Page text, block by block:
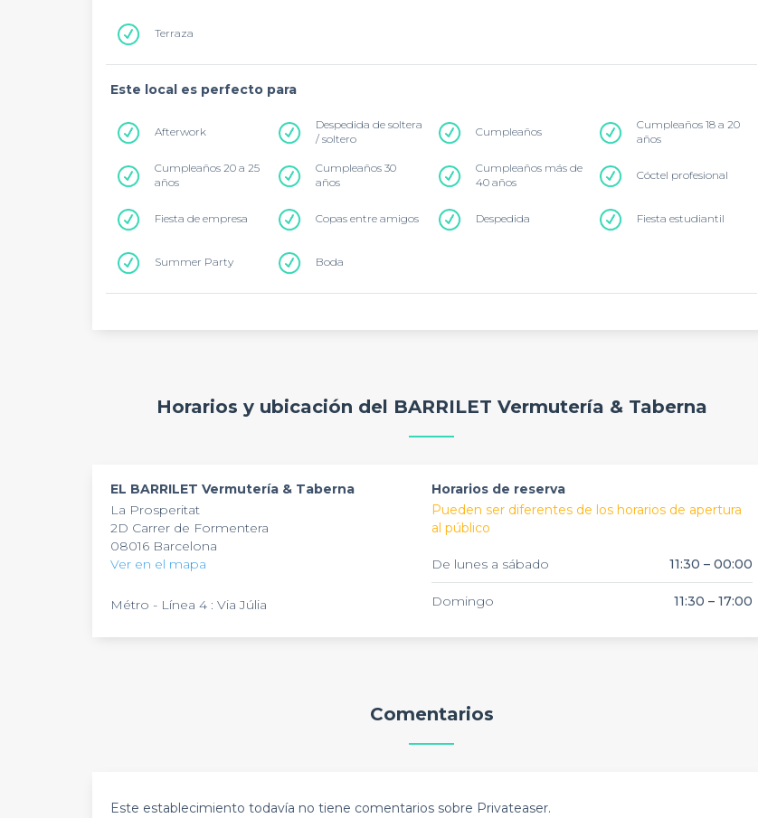
Terraza
Este local es perfecto para
Afterwork
Despedida de soltera
/ soltero
Cumpleaños
Cumpleaños 18 a 20
años
Cumpleaños 20 a 25
años
Cumpleaños 30
años
Cumpleaños más de
40 años
Cóctel profesional
Fiesta de empresa Copas entre amigos Despedida Fiesta estudiantil
Summer Party Boda
Horarios y ubicación del BARRILET Vermutería & Taberna
EL BARRILET Vermutería & Taberna
La Prosperitat
2D Carrer de Formentera
08016 Barcelona
Ver en el mapa
Métro - Línea 4 : Via Júlia
Horarios de reserva
Pueden ser diferentes de los horarios de apertura
al público
De lunes a sábado 11:30 – 00:00
Domingo 11:30 – 17:00
Comentarios
Este establecimiento todavía no tiene comentarios sobre Privateaser.